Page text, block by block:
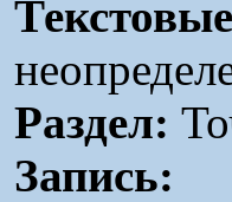
Раздел:
Запись: